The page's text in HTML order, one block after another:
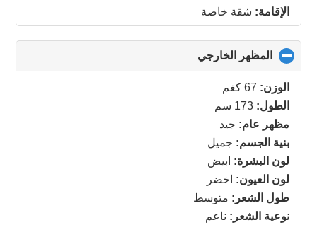
الإقامة: شقة خاصة
المظهر الخارجي
to
الوزن: 67 كغم
الطول: 173 سم
مظهر عام: جيد
بنية الجسم: جميل
لون البشرة: ابيض
لون العيون: اخضر
طول الشعر: متوسط
نوعية الشعر: ناعم